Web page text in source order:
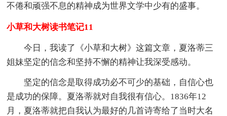
不倦和顽强不息的精神成为世界文学中少有的盛事。
小草和大树读书笔记11
今日，我读了《小草和大树》这篇文章，夏洛蒂三
姐妹坚定的信念和坚持不懈的精神让我深受感动。
坚定的信念是取得成功必不可少的基础，自信心也
是成功的保障。夏洛蒂就对自我很有信心。1836年12
月，夏洛蒂就把自我认为最好的几首诗寄给了当时大名